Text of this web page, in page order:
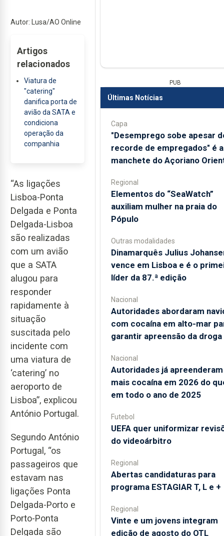
Autor: Lusa/AO Online
Artigos
relacionados
Viatura de
"catering"
danifica porta de
avião da SATA e
condiciona
operação da
companhia
“As ligações
Lisboa-Ponta
Delgada e Ponta
Delgada-Lisboa
são realizadas
com um avião
que a SATA
alugou para
responder
rapidamente à
situação
suscitada pelo
incidente com
uma viatura de
‘catering’ no
aeroporto de
Lisboa”, explicou
António Portugal.
Segundo António
Portugal, “os
passageiros que
estavam nas
ligações Ponta
Delgada-Porto e
Porto-Ponta
Delgada são
PUB
Últimas Notícias
Capa
"Desemprego sobe apesar
recorde de empregados" é a
manchete do Açoriano
Regional
​Elementos do “SeaWatch”
auxiliam mulher na praia do
Pópulo
Outras modalidades
Dinamarquês Julius
vence em Lisboa e é o
líder da 87.ª edição
Nacional
Autoridades abordaram
com cocaína em alto-mar
garantir apreensão da droga
Nacional
Autoridades já apreenderam
mais cocaína em 2026 do
em todo o ano de 2025
Futebol
UEFA quer uniformizar
do videoárbitro
Regional
Abertas candidaturas para
programa ESTAGIAR T, L e +
Regional
Vinte e um jovens integram
edição de agosto do OTL